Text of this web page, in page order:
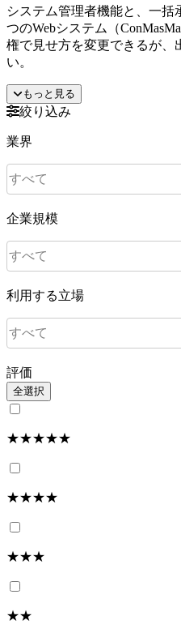
システム管理者機能と、一
つのWebシステム（
権で見せ方を変更できるが、
い。
もっと見る
絞り込み
業界
すべて
企業規模
すべて
利用する立場
すべて
評価
全選択
★★★★★
★★★★
★★★
★★